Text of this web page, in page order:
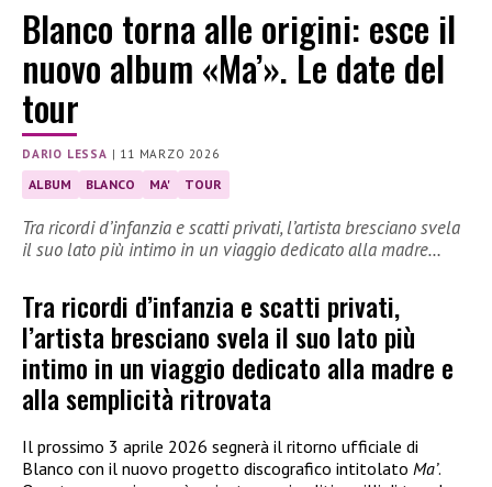
Blanco torna alle origini: esce il
nuovo album «Ma’». Le date del
tour
DARIO LESSA | 11 MARZO 2026
ALBUM BLANCO MA' TOUR
Tra ricordi d’infanzia e scatti privati, l’artista bresciano svela
il suo lato più intimo in un viaggio dedicato alla madre…
Tra ricordi d’infanzia e scatti privati,
l’artista bresciano svela il suo lato più
intimo in un viaggio dedicato alla madre e
alla semplicità ritrovata
Il prossimo 3 aprile 2026 segnerà il ritorno ufficiale di
Blanco con il nuovo progetto discografico intitolato Ma’.